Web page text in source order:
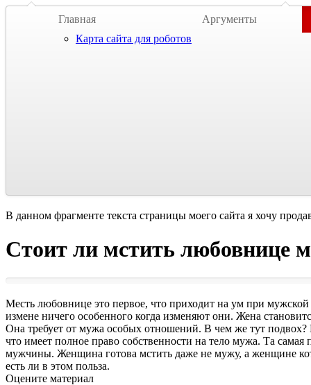
Главная
Карта сайта для роботов
Аргументы
В данном фрагменте текста страницы моего сайта я хочу
Стоит ли мстить любовнице
Месть любовнице это первое, что приходит на ум при
измене ничего особенного когда изменяют они. Жена
Она требует от мужа особых отношений. В чем же тут
что имеет полное право собственности на тело мужа. Та самая
мужчины. Женщина готова мстить даже не мужу, а женщине
есть ли в этом польза.
Оцените материал